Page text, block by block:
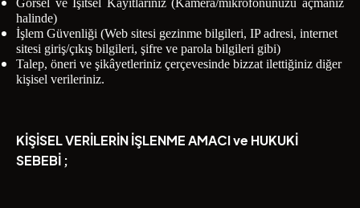
Görsel ve İşitsel Kayıtlarınız (Kamera/mikrofonunuzu açmanız
halinde)
İşlem Güvenliği (Web sitesi gezinme bilgileri, IP adresi, internet
sitesi giriş/çıkış bilgileri, şifre ve parola bilgileri gibi)
Talep, öneri ve şikâyetleriniz çerçevesinde bizzat ilettiğiniz diğer
kişisel verileriniz.
KİŞİSEL VERİLERİN İŞLENME AMACI ve HUKUKİ
SEBEBİ ;